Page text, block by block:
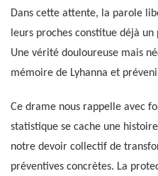
Dans cette attente, la parole
leurs proches constitue déjà
Une vérité douloureuse mais
mémoire de Lyhanna et
Ce drame nous rappelle avec
statistique se cache une
notre devoir collectif de
préventives concrètes. La